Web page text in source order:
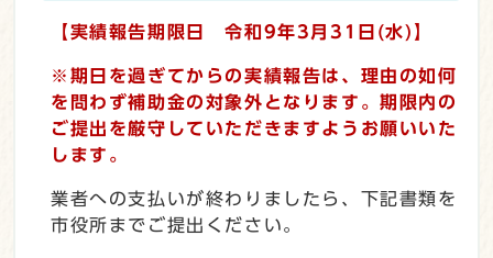
【実績報告期限日 令和9年3月31日(水)】
※期日を過ぎてからの実績報告は、理由の如何
を問わず補助金の対象外となります。期限内の
ご提出を厳守していただきますようお願いいた
します。
業者への支払いが終わりましたら、下記書類を
市役所までご提出ください。